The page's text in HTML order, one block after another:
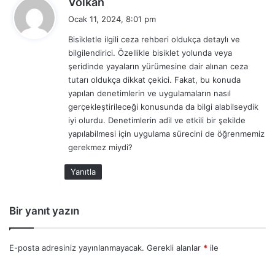
i
k
:
Ocak 11, 2024, 8:01 pm
Bisikletle ilgili ceza rehberi oldukça detaylı ve
bilgilendirici. Özellikle bisiklet yolunda veya
şeridinde yayaların yürümesine dair alınan ceza
tutarı oldukça dikkat çekici. Fakat, bu konuda
yapılan denetimlerin ve uygulamaların nasıl
gerçekleştirileceği konusunda da bilgi alabilseydik
iyi olurdu. Denetimlerin adil ve etkili bir şekilde
yapılabilmesi için uygulama sürecini de öğrenmemiz
gerekmez miydi?
Yanıtla
Bir yanıt yazın
E-posta adresiniz yayınlanmayacak. Gerekli alanlar * ile